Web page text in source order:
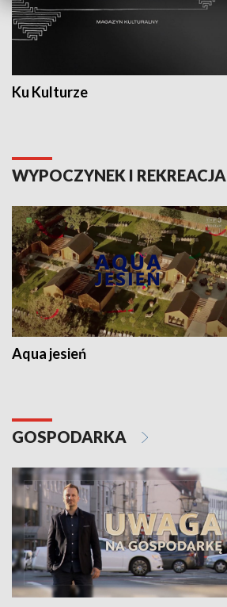
Ku Kulturze
WYPOCZYNEK I REKREACJA
Aqua jesień
GOSPODARKA